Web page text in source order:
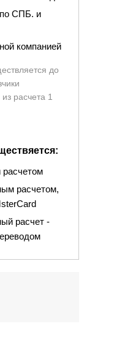
СПБ. и
компанией
до
расчета 1
расчетом,
расчет -